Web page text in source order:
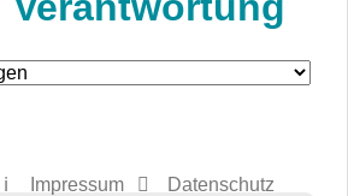
Impressum Datenschutz